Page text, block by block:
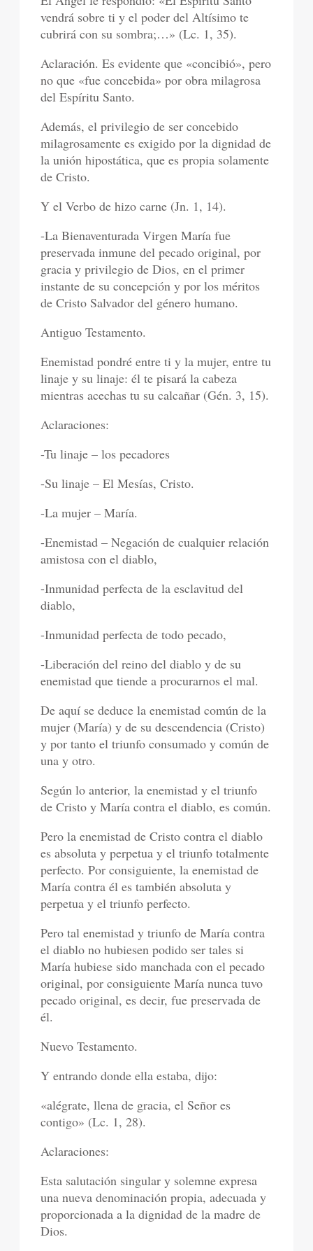
vendrá sobre ti y el poder del Altísimo te
cubrirá con su sombra;…» (Lc. 1, 35).
Aclaración. Es evidente que «concibió», pero
no que «fue concebida» por obra milagrosa
del Espíritu Santo.
Además, el privilegio de ser concebido
milagrosamente es exigido por la dignidad de
la unión hipostática, que es propia solamente
de Cristo.
Y el Verbo de hizo carne (Jn. 1, 14).
-La Bienaventurada Virgen María fue
preservada inmune del pecado original, por
gracia y privilegio de Dios, en el primer
instante de su concepción y por los méritos
de Cristo Salvador del género humano.
Antiguo Testamento.
Enemistad pondré entre ti y la mujer, entre tu
linaje y su linaje: él te pisará la cabeza
mientras acechas tu su calcañar (Gén. 3, 15).
Aclaraciones:
-Tu linaje – los pecadores
-Su linaje – El Mesías, Cristo.
-La mujer – María.
-Enemistad – Negación de cualquier relación
amistosa con el diablo,
-Inmunidad perfecta de la esclavitud del
diablo,
-Inmunidad perfecta de todo pecado,
-Liberación del reino del diablo y de su
enemistad que tiende a procurarnos el mal.
De aquí se deduce la enemistad común de la
mujer (María) y de su descendencia (Cristo)
y por tanto el triunfo consumado y común de
una y otro.
Según lo anterior, la enemistad y el triunfo
de Cristo y María contra el diablo, es común.
Pero la enemistad de Cristo contra el diablo
es absoluta y perpetua y el triunfo totalmente
perfecto. Por consiguiente, la enemistad de
María contra él es también absoluta y
perpetua y el triunfo perfecto.
Pero tal enemistad y triunfo de María contra
el diablo no hubiesen podido ser tales si
María hubiese sido manchada con el pecado
original, por consiguiente María nunca tuvo
pecado original, es decir, fue preservada de
él.
Nuevo Testamento.
Y entrando donde ella estaba, dijo:
«alégrate, llena de gracia, el Señor es
contigo» (Lc. 1, 28).
Aclaraciones:
Esta salutación singular y solemne expresa
una nueva denominación propia, adecuada y
proporcionada a la dignidad de la madre de
Dios.